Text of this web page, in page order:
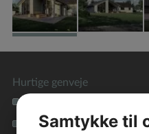
Hurtige genveje
Materialevalg i høj
Samtykke til